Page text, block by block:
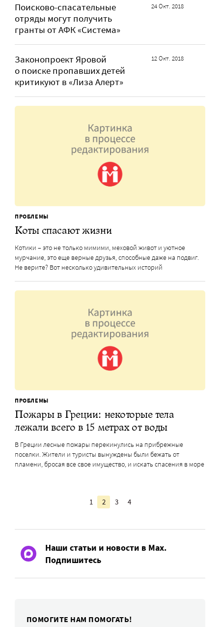
Поисково-спасательные
отряды могут получить
гранты от АФК «Система»
24 Окт. 2018
Законопроект Яровой
о поиске пропавших детей
критикуют в «Лиза Алерт»
12 Окт. 2018
ПРОБЛЕМЫ
Коты спасают жизни
Котики – это не только мимими, меховой живот и уютное
мурчание, это еще верные друзья, способные даже на подвиг.
Не верите? Вот несколько удивительных историй
ПРОБЛЕМЫ
Пожары в Греции: некоторые тела
лежали всего в 15 метрах от воды
В Греции лесные пожары перекинулись на прибрежные
поселки. Жители и туристы вынуждены были бежать от
пламени, бросая все свое имущество, и искать спасения в море
1 2 3 4
Наши статьи и новости в Max.
Подпишитесь
ПОМОГИТЕ НАМ ПОМОГАТЬ!